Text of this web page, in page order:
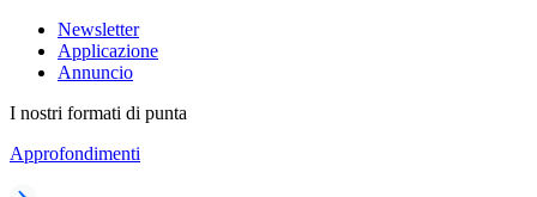
Newsletter
Applicazione
Annuncio
I nostri formati di punta
Approfondimenti